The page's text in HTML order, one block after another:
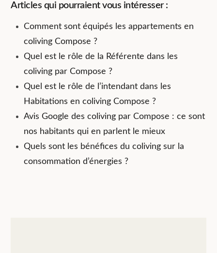
Articles qui pourraient vous intéresser :
Comment sont équipés les appartements en
coliving Compose ?
Quel est le rôle de la Référente dans les
coliving par Compose ?
Quel est le rôle de l’intendant dans les
Habitations en coliving Compose ?
Avis Google des coliving par Compose : ce sont
nos habitants qui en parlent le mieux
Quels sont les bénéfices du coliving sur la
consommation d’énergies ?